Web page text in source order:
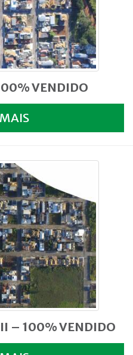
VENDIDO
– 100% VENDIDO